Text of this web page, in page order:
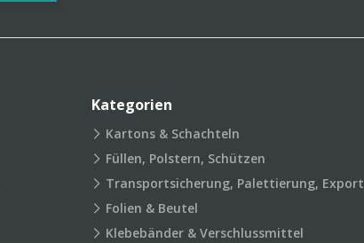
Kategorien
Kartons & Schachteln
Füllen, Polstern, Schützen
Transportsicherung, Palettierung, Export
Folien & Beutel
Klebebänder & Verschlussmittel